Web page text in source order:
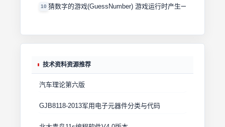
10 猜数字的游戏(GuessNumber) 游戏运行时产生一个0－1000
技术资料资源推荐
汽车理论第六版
GJB8118-2013军用电子元器件分类与代码